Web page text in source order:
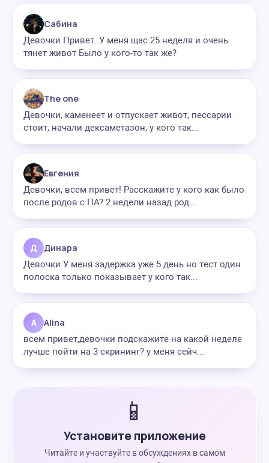
Сабина
Девочки Привет. У меня щас 25 неделя и очень
тянет живот Было у кого-то так же?
The one
Девочки, каменеет и отпускает живот, пессарии
стоит, начали дексаметазон, у кого так...
Евгения
Девочки, всем привет! Расскажите у кого как было
после родов с ПА? 2 недели назад род...
Д Динара
Девочки У меня задержка уже 5 день но тест один
полоска только показывает у кого так...
A Alina
всем привет,девочки подскажите на какой неделе
лучше пойти на 3 скрининг? у меня сейч...
📱
Установите приложение
Читайте и участвуйте в обсуждениях в самом